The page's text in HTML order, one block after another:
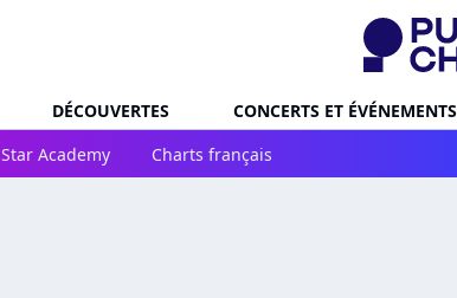
DÉCOUVERTES CONCERTS ET ÉVÉNEMENTS
Star Academy Charts français